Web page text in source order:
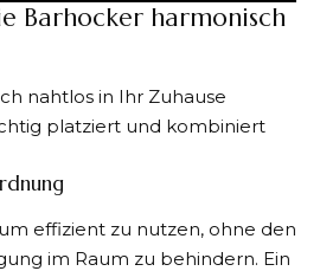
Barhocker harmonisch
nahtlos in Ihr Zuhause
platziert und kombiniert
effizient zu nutzen, ohne den
im Raum zu behindern. Ein